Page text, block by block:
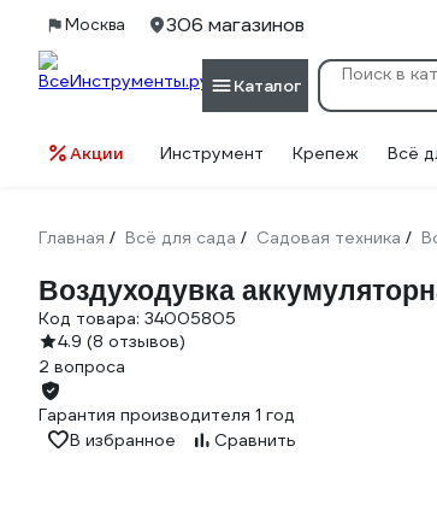
Москва 306 магазинов
Каталог
Акции Инструмент Крепеж Всё
Главная / Всё для сада / Садовая техника /
Воздуходувка
Код товара: 34005805
4.9 (8 отзывов)
2 вопроса
Гарантия производителя 1 год
В избранное
Сравнить